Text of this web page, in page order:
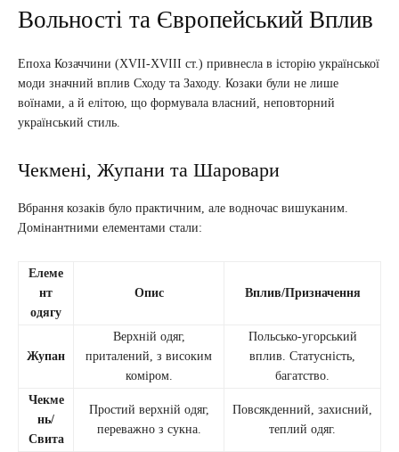
Вольності та Європейський Вплив
Епоха Козаччини (XVII-XVIII ст.) привнесла в історію української
моди значний вплив Сходу та Заходу. Козаки були не лише
воїнами, а й елітою, що формувала власний, неповторний
український стиль.
Чекмені, Жупани та Шаровари
Вбрання козаків було практичним, але водночас вишуканим.
Домінантними елементами стали:
Елеме
нт
одягу
Опис Вплив/Призначення
Жупан
Верхній одяг,
приталений, з високим
коміром.
Польсько-угорський
вплив. Статусність,
багатство.
Чекме
нь/
Свита
Простий верхній одяг,
переважно з сукна.
Повсякденний, захисний,
теплий одяг.